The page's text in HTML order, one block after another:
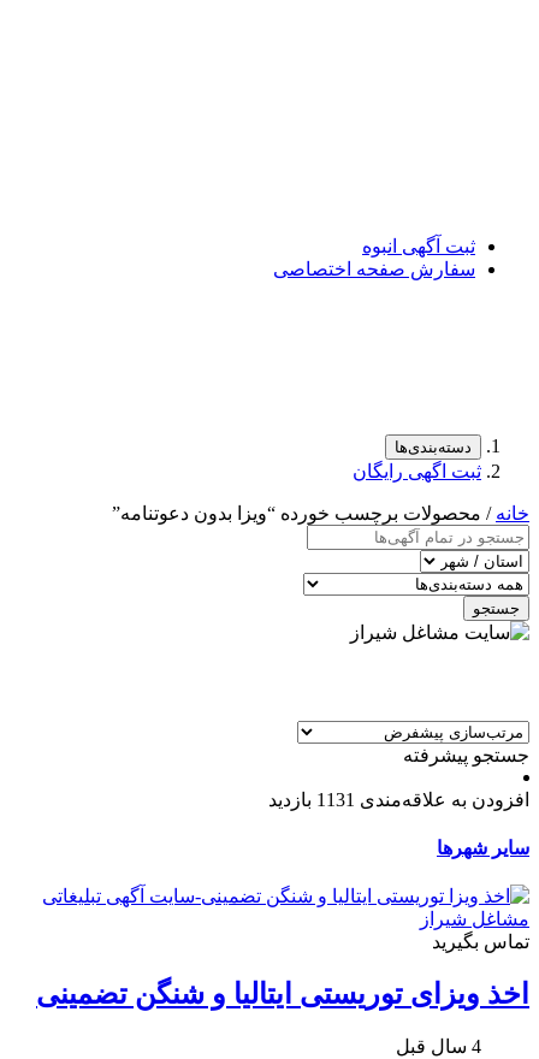
ثبت آگهی انبوه
سفارش صفحه اختصاصی
دسته‌بندی‌ها
ثبت اگهی رایگان
خانه / محصولات برچسب خورده “ویزا بدون دعوتنامه”
جستجو
جستجو پیشرفته
افزودن به علاقه‌مندی 1131 بازدید
سایر شهرها
تماس بگیرید
اخذ ویزای توریستی ایتالیا و شنگن تضمینی
4 سال قبل